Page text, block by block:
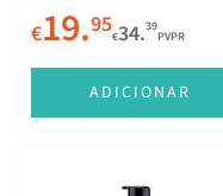
€19.95€34.39
PVPR
ADICIONAR